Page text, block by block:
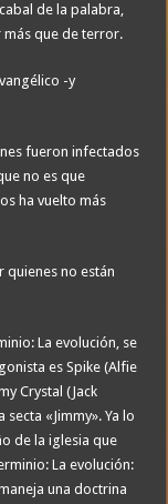
de la palabra,
que de terror.
-y
fueron infectados
no es que
ha vuelto más
quienes no están
La evolución, se
es Spike (Alfie
Crystal (Jack
«Jimmy». Ya lo
de la iglesia que
La evolución:
una doctrina